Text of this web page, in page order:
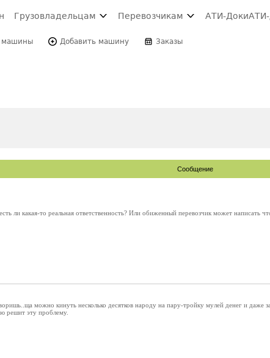
Грузовладельцам Перевозчикам АТИ-Доки
машины Добавить машину Заказы
Сообщение
ли какая-то реальная ответственность? Или обиженный перевозчик может написать
можно кинуть несколько десятков народу на пару-тройку мулей денег и даже
решит эту проблему.